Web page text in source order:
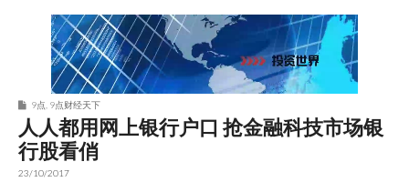
9点股票
9点 9点财经天下
人人都用网上银行户口 抢金融科技市场银
行股看俏
23/10/2017